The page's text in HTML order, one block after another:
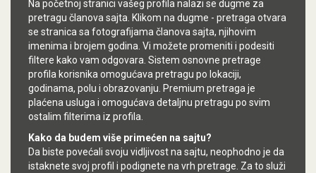
Na početnoj stranici vašeg profila nalazi se dugme za
pretragu članova sajta. Klikom na dugme - pretraga otvara
se stranica sa fotografijama članova sajta, njihovim
imenima i brojem godina. Vi možete promeniti i podesiti
filtere kako vam odgovara. Sistem osnovne pretrage
profila korisnika omogućava pretragu po lokaciji,
godinama, polu i obrazovanju. Premium pretraga je
plaćena usluga i omogućava detaljnu pretragu po svim
ostalim filterima iz profila.
Kako da budem više primećen na sajtu?
Da biste povećali svoju vidljivost na sajtu, neophodno je da
istaknete svoj profil i podignete na vrh pretrage. Za to služi